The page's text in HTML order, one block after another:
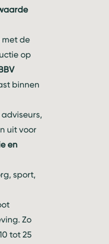
met de
op
binnen
uit voor
en
sport,
Zo
tot 25